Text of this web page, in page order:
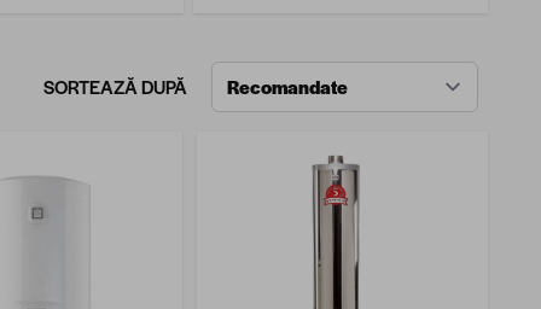
SORTEAZĂ DUPĂ